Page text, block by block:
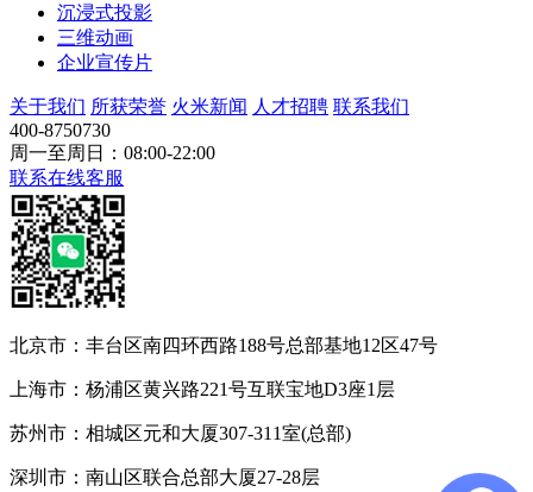
沉浸式投影
三维动画
企业宣传片
关于我们 所获荣誉 火米新闻 人才招聘 联系我们
400-8750730
周一至周日：08:00-22:00
联系在线客服
北京市：丰台区南四环西路188号总部基地12区47号
上海市：杨浦区黄兴路221号互联宝地D3座1层
苏州市：相城区元和大厦307-311室(总部)
深圳市：南山区联合总部大厦27-28层